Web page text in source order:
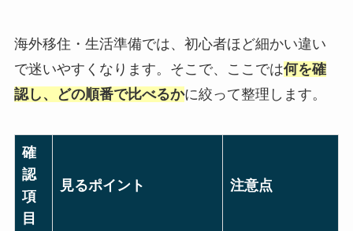
海外移住・生活準備では、初心者ほど細かい違い
で迷いやすくなります。そこで、ここでは何を確
認し、どの順番で比べるかに絞って整理します。
確
認
項
目
見るポイント 注意点